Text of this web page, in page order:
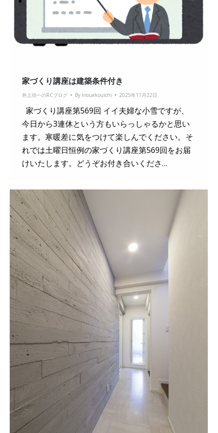
家づくり講座は建築条件付き
井上功一のRCブログ By inouekouichi 2025年11月22日
家づくり講座第569回 イイ夫婦な小雪ですが、
今日から3連休という方もいらっしゃるかと思い
ます。寒暖差に気をつけて楽しんでください。そ
れでは土曜日恒例の家づくり講座第569回をお届
けいたします。どうぞお付き合いくださ…